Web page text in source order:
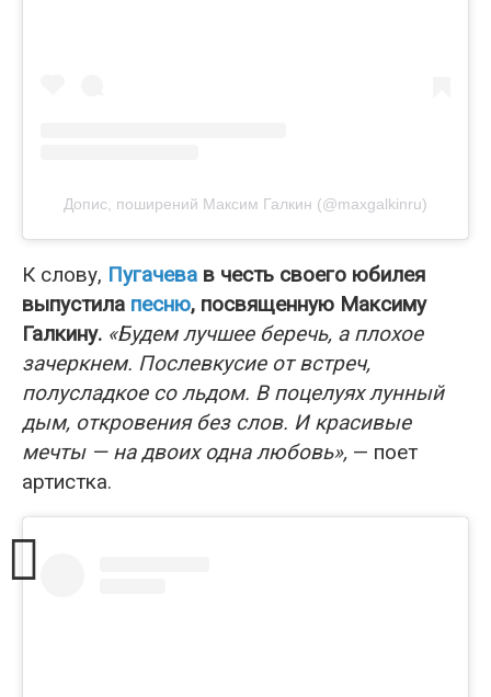
Допис, поширений Максим Галкин (@maxgalkinru)
К слову, Пугачева в честь своего юбилея
выпустила песню, посвященную Максиму
Галкину. «Будем лучшее беречь, а плохое
зачеркнем. Послевкусие от встреч,
полусладкое со льдом. В поцелуях лунный
дым, откровения без слов. И красивые
мечты — на двоих одна любовь», — поет
артистка.